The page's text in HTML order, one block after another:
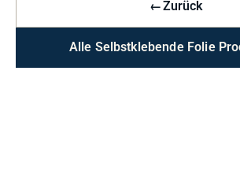
←Zurück
Alle Selbstklebende Folie